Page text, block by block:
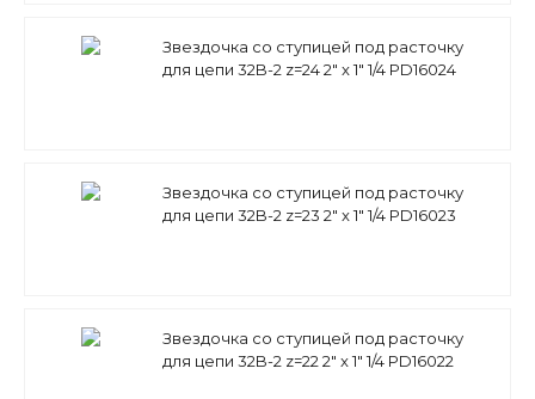
Звездочка со ступицей под расточку
для цепи 32B-2 z=24 2" x 1" 1/4 PD16024
Звездочка со ступицей под расточку
для цепи 32B-2 z=23 2" x 1" 1/4 PD16023
Звездочка со ступицей под расточку
для цепи 32B-2 z=22 2" x 1" 1/4 PD16022